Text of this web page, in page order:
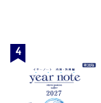
4